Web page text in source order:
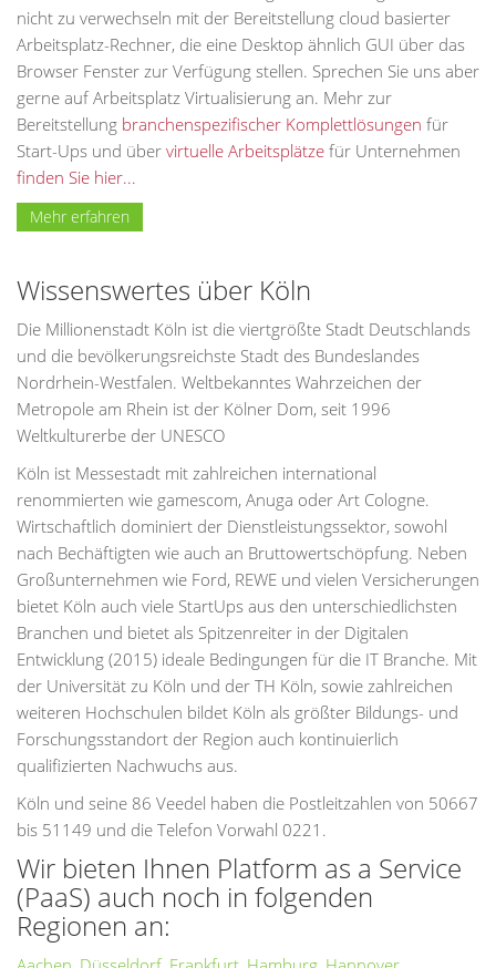
nicht zu verwechseln mit der Bereitstellung cloud basierter
Arbeitsplatz-Rechner, die eine Desktop ähnlich GUI über das
Browser Fenster zur Verfügung stellen. Sprechen Sie uns aber
gerne auf Arbeitsplatz Virtualisierung an. Mehr zur
Bereitstellung branchenspezifischer Komplettlösungen für
Start-Ups und über virtuelle Arbeitsplätze für Unternehmen
finden Sie hier...
Mehr erfahren
Wissenswertes über Köln
Die Millionenstadt Köln ist die viertgrößte Stadt Deutschlands
und die bevölkerungsreichste Stadt des Bundeslandes
Nordrhein-Westfalen. Weltbekanntes Wahrzeichen der
Metropole am Rhein ist der Kölner Dom, seit 1996
Weltkulturerbe der UNESCO
Köln ist Messestadt mit zahlreichen international
renommierten wie gamescom, Anuga oder Art Cologne.
Wirtschaftlich dominiert der Dienstleistungssektor, sowohl
nach Bechäftigten wie auch an Bruttowertschöpfung. Neben
Großunternehmen wie Ford, REWE und vielen Versicherungen
bietet Köln auch viele StartUps aus den unterschiedlichsten
Branchen und bietet als Spitzenreiter in der Digitalen
Entwicklung (2015) ideale Bedingungen für die IT Branche. Mit
der Universität zu Köln und der TH Köln, sowie zahlreichen
weiteren Hochschulen bildet Köln als größter Bildungs- und
Forschungsstandort der Region auch kontinuierlich
qualifizierten Nachwuchs aus.
Köln und seine 86 Veedel haben die Postleitzahlen von 50667
bis 51149 und die Telefon Vorwahl 0221.
Wir bieten Ihnen Platform as a Service
(PaaS) auch noch in folgenden
Regionen an: